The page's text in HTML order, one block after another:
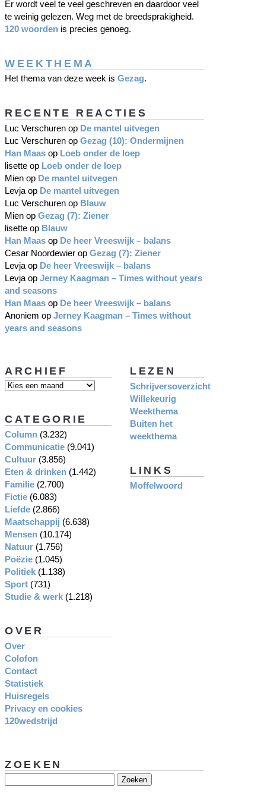
Er wordt veel te veel geschreven en daardoor veel
te weinig gelezen. Weg met de breedsprakigheid.
120 woorden is precies genoeg.
WEEKTHEMA
Het thema van deze week is Gezag.
RECENTE REACTIES
Luc Verschuren op De mantel uitvegen
Luc Verschuren op Gezag (10): Ondermijnen
Han Maas op Loeb onder de loep
lisette op Loeb onder de loep
Mien op De mantel uitvegen
Levja op De mantel uitvegen
Luc Verschuren op Blauw
Mien op Gezag (7): Ziener
lisette op Blauw
Han Maas op De heer Vreeswijk – balans
Cesar Noordewier op Gezag (7): Ziener
Levja op De heer Vreeswijk – balans
Levja op Jerney Kaagman – Times without years
and seasons
Han Maas op De heer Vreeswijk – balans
Anoniem op Jerney Kaagman – Times without
years and seasons
LEZEN
Schrijversoverzicht
Willekeurig
Weekthema
Buiten het
weekthema
LINKS
Moffelwoord
ARCHIEF
CATEGORIE
Column (3.232)
Communicatie (9.041)
Cultuur (3.856)
Eten & drinken (1.442)
Familie (2.700)
Fictie (6.083)
Liefde (2.866)
Maatschappij (6.638)
Mensen (10.174)
Natuur (1.756)
Poëzie (1.045)
Politiek (1.138)
Sport (731)
Studie & werk (1.218)
OVER
Over
Colofon
Contact
Statistiek
Huisregels
Privacy en cookies
120wedstrijd
ZOEKEN